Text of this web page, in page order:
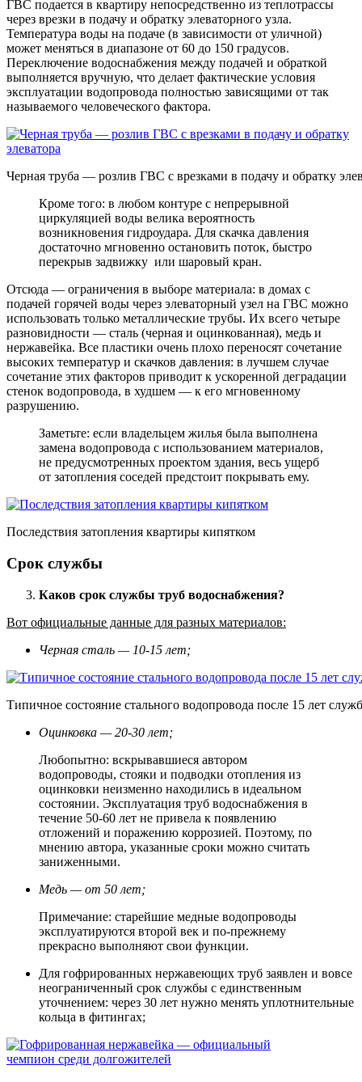
ГВС подается в квартиру непосредственно из теплотрассы
через врезки в подачу и обратку элеваторного узла.
Температура воды на подаче (в зависимости от уличной)
может меняться в диапазоне от 60 до 150 градусов.
Переключение водоснабжения между подачей и обраткой
выполняется вручную, что делает фактические условия
эксплуатации водопровода полностью зависящими от так
называемого человеческого фактора.
Черная труба — розлив ГВС с врезками в подачу и обратку
Кроме того: в любом контуре с непрерывной
циркуляцией воды велика вероятность
возникновения гидроудара. Для скачка давления
достаточно мгновенно остановить поток, быстро
перекрыв задвижку или шаровый кран.
Отсюда — ограничения в выборе материала: в домах с
подачей горячей воды через элеваторный узел на ГВС можно
использовать только металлические трубы. Их всего четыре
разновидности — сталь (черная и оцинкованная), медь и
нержавейка. Все пластики очень плохо переносят сочетание
высоких температур и скачков давления: в лучшем случае
сочетание этих факторов приводит к ускоренной деградации
стенок водопровода, в худшем — к его мгновенному
разрушению.
Заметьте: если владельцем жилья была выполнена
замена водопровода с использованием материалов,
не предусмотренных проектом здания, весь ущерб
от затопления соседей предстоит покрывать ему.
Последствия затопления квартиры кипятком
Срок службы
Каков срок службы труб водоснабжения?
Вот официальные данные для разных материалов:
Черная сталь — 10-15 лет;
Типичное состояние стального водопровода после 15 лет
Оцинковка — 20-30 лет;
Любопытно: вскрывавшиеся автором
водопроводы, стояки и подводки отопления из
оцинковки неизменно находились в идеальном
состоянии. Эксплуатация труб водоснабжения в
течение 50-60 лет не привела к появлению
отложений и поражению коррозией. Поэтому, по
мнению автора, указанные сроки можно считать
заниженными.
Медь — от 50 лет;
Примечание: старейшие медные водопроводы
эксплуатируются второй век и по-прежнему
прекрасно выполняют свои функции.
Для гофрированных нержавеющих труб заявлен и вовсе
неограниченный срок службы с единственным
уточнением: через 30 лет нужно менять уплотнительные
кольца в фитингах;